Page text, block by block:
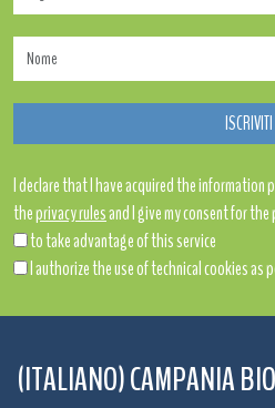
I declare that I have acquired the
theprivacy rulesand I give my consent for
to take advantage of this service
I authorize the use of technical cookies as
(ITALIANO) CAMPANIA